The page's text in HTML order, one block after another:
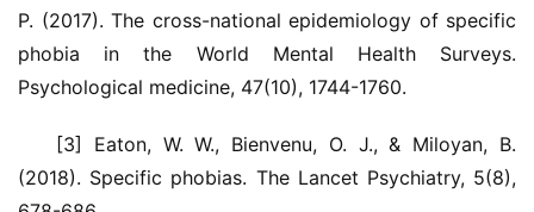
P. (2017). The cross-national epidemiology of specific
phobia in the World Mental Health Surveys.
Psychological medicine, 47(10), 1744-1760.
[3] Eaton, W. W., Bienvenu, O. J., & Miloyan, B.
(2018). Specific phobias. The Lancet Psychiatry, 5(8),